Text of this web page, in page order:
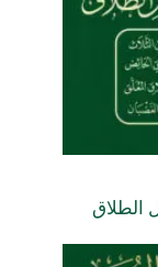
الطلاق